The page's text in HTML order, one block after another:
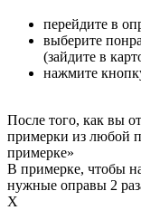
перейдите в
выберите
(зайдите в
нажмите
После того, как вы
примерки из любой
примерке»
В примерке, чтобы
нужные оправы 2
X